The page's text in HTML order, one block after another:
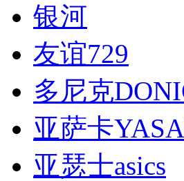
银河
友谊729
多尼克
亚萨卡
亚瑟士asics